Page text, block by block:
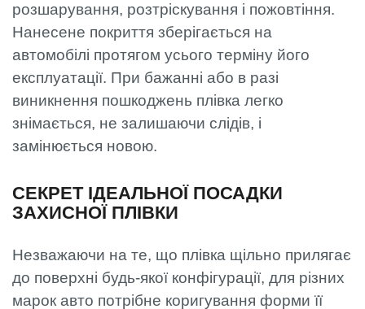
розшарування, розтріскування і пожовтіння.
Нанесене покриття зберігається на
автомобілі протягом усього терміну його
експлуатації. При бажанні або в разі
виникнення пошкоджень плівка легко
знімається, не залишаючи слідів, і
замінюється новою.
СЕКРЕТ ІДЕАЛЬНОЇ ПОСАДКИ
ЗАХИСНОЇ ПЛІВКИ
Незважаючи на те, що плівка щільно прилягає
до поверхні будь-якої конфігурації, для різних
марок авто потрібне коригування форми її